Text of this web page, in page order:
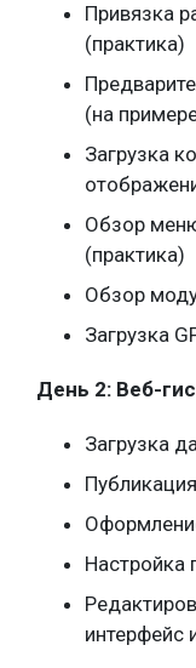
Привязка
(практика)
(на
Загрузка
Обзор
(практика)
Обзор
Загрузка
День 2: Веб-
Загрузка
Настройка
интерфейс